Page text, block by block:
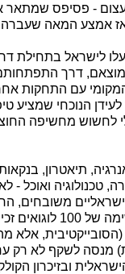
- פסיפס שמתאר
אמצע המאה שעברה
לישראל בתחילת
מוצאם, דרך
עם התחקות
הנוכחי שמציע
לחשוש מחשיפה
תיאטרון,
טכנולוגיה ואוכל -
משובחים,
העצמאות ה-70 רשימה של
(הסובייקטיבית, אלא
מנסה לשקף לא רק
ובזיכרון